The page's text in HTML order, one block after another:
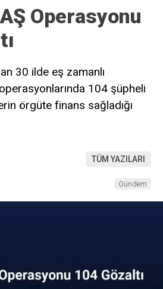
Operasyonu
30 ilde eş zamanlı
104 şüpheli
örgüte finans sağladığı
TÜM YAZILARI
Gündem